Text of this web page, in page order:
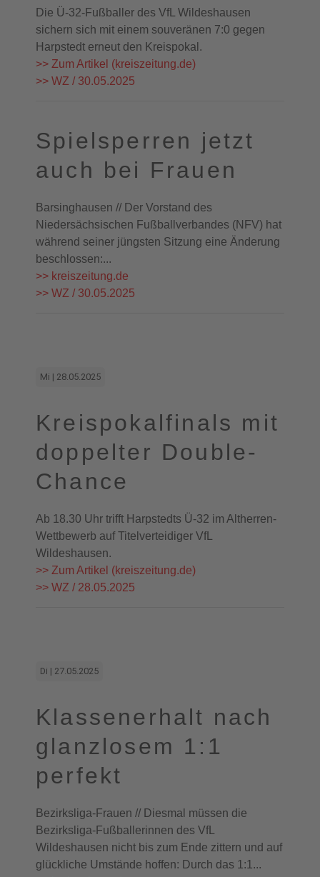
Die Ü-32-Fußballer des VfL Wildeshausen
sichern sich mit einem souveränen 7:0 gegen
Harpstedt erneut den Kreispokal.
>> Zum Artikel (kreiszeitung.de)
>> WZ / 30.05.2025
Spielsperren jetzt
auch bei Frauen
Barsinghausen // Der Vorstand des
Niedersächsischen Fußballverbandes (NFV) hat
während seiner jüngsten Sitzung eine Änderung
beschlossen:...
>> kreiszeitung.de
>> WZ / 30.05.2025
Mi | 28.05.2025
Kreispokalfinals mit
doppelter Double-
Chance
Ab 18.30 Uhr trifft Harpstedts Ü-32 im Altherren-
Wettbewerb auf Titelverteidiger VfL
Wildeshausen.
>> Zum Artikel (kreiszeitung.de)
>> WZ / 28.05.2025
Di | 27.05.2025
Klassenerhalt nach
glanzlosem 1:1
perfekt
Bezirksliga-Frauen // Diesmal müssen die
Bezirksliga-Fußballerinnen des VfL
Wildeshausen nicht bis zum Ende zittern und auf
glückliche Umstände hoffen: Durch das 1:1...